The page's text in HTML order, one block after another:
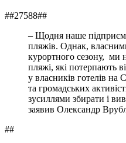
##27588##
– Щодня наше
пляжів. Однак,
курортного сезону, ми
пляжі, які потерпають
у власників готелів на
та громадських
зусиллями збирати і
заявив Олександр
##